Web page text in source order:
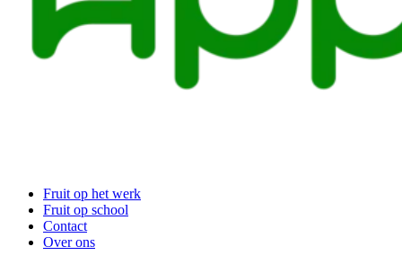
Fruit op het werk
Fruit op school
Contact
Over ons